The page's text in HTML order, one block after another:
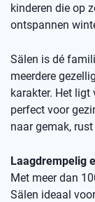
kinderen die op
ontspannen
Sälen is dé
meerdere
karakter. Het ligt
perfect voor
naar gemak,
Laagdrempelig
Met meer dan
Sälen ideaal